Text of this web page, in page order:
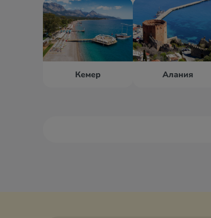
Кемер Алания